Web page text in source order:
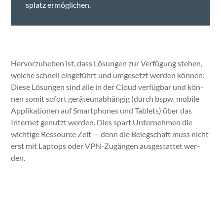
splatz ermöglichen.
Her­vorzuheben ist, dass Lösun­gen zur Ver­fü­gung ste­hen,
welche schnell einge­führt und umge­set­zt wer­den kön­nen:
Diese Lösun­gen sind alle in der Cloud ver­füg­bar und kön­
nen somit sofort gerä­te­un­ab­hängig (durch bspw. mobile
App­lika­tio­nen auf Smart­phones und Tablets) über das
Inter­net genutzt wer­den. Dies spart Unternehmen die
wichtige Ressource Zeit — denn die Belegschaft muss nicht
erst mit Lap­tops oder VPN-Zugän­gen aus­ges­tat­tet wer­
den.